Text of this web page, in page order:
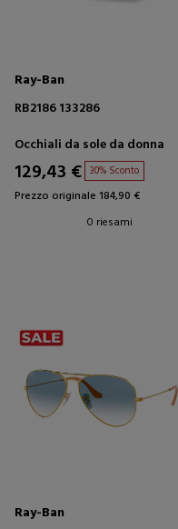
Ray-Ban
RB2186 133286
Occhiali da sole da donna
129,43 € 30% Sconto
Prezzo originale 184,90 €
0 riesami
Ray-Ban